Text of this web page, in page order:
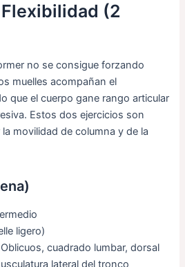
(2
no se consigue forzando
muelles acompañan el
que el cuerpo gane rango articular
Estos dos ejercicios son
movilidad de columna y de la
ligero)
Oblicuos, cuadrado lumbar, dorsal
lateral del tronco